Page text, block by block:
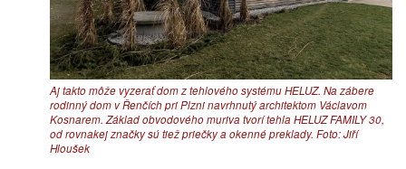
Aj takto môže vyzerať dom z tehlového systému HELUZ. Na zábere
rodinný dom v Řenčích pri Plzni navrhnutý architektom Václavom
Kosnarem. Základ obvodového muriva tvorí tehla HELUZ FAMILY 30,
od rovnakej značky sú tiež priečky a okenné preklady. Foto: Jiří
Hloušek